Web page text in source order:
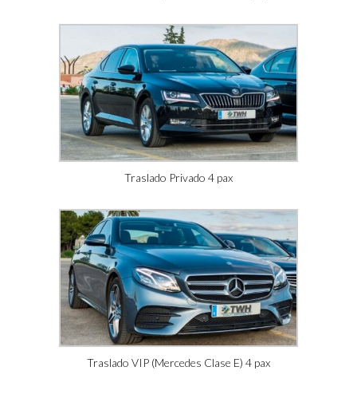
Traslado Privado 4 pax
Traslado VIP (Mercedes Clase E) 4 pax